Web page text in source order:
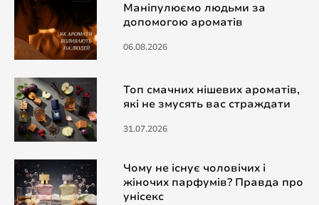
Маніпулюємо людьми за
допомогою ароматів
06.08.2026
Топ смачних нішевих ароматів,
які не змусять вас страждати
31.07.2026
Чому не існує чоловічих і
жіночих парфумів? Правда про
унісекс